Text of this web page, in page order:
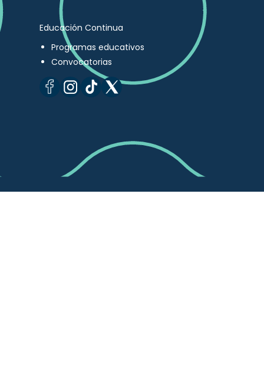
Educación Continua
Programas educativos
Convocatorias